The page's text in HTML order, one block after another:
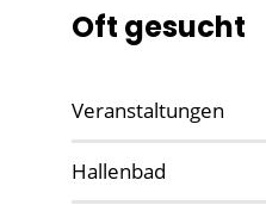
Oft gesucht
Veranstaltungen
Hallenbad